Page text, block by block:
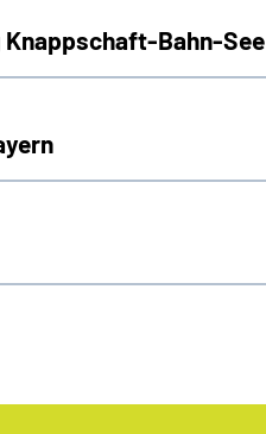
Knappschaft-Bahn-See